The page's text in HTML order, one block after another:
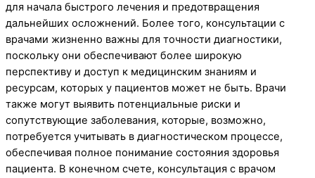
для начала быстрого лечения и предотвращения
дальнейших осложнений. Более того, консультации с
врачами жизненно важны для точности диагностики,
поскольку они обеспечивают более широкую
перспективу и доступ к медицинским знаниям и
ресурсам, которых у пациентов может не быть. Врачи
также могут выявить потенциальные риски и
сопутствующие заболевания, которые, возможно,
потребуется учитывать в диагностическом процессе,
обеспечивая полное понимание состояния здоровья
пациента. В конечном счете, консультация с врачом